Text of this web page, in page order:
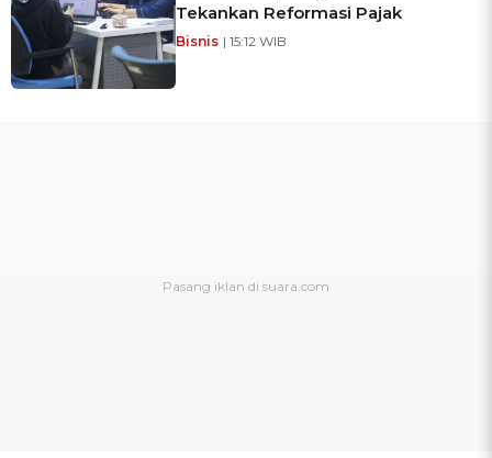
Tekankan Reformasi Pajak
Bisnis | 15:12 WIB